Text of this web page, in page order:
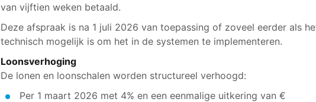
van vijftien weken betaald.
Deze afspraak is na 1 juli 2026 van toepassing of zoveel eerder als
technisch mogelijk is om het in de systemen te implementeren.
Loonsverhoging
De lonen en loonschalen worden structureel verhoogd:
Per 1 maart 2026 met 4% en een eenmalige uitkering van €